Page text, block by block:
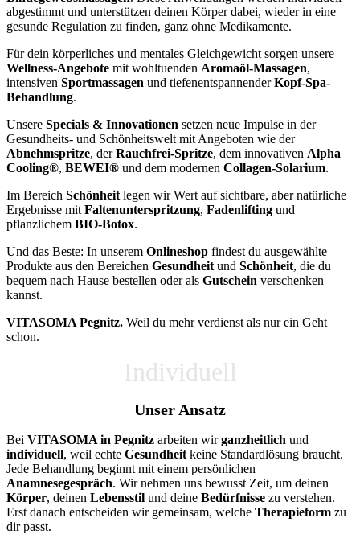
abgestimmt und unterstützen deinen Körper dabei, wieder in eine
gesunde Regulation zu finden, ganz ohne Medikamente.
Für dein körperliches und mentales Gleichgewicht sorgen unsere
Wellness-Angebote mit wohltuenden Aromaöl-Massagen,
intensiven Sportmassagen und tiefenentspannenderKopf-Spa-
Behandlung.
Unsere Specials & Innovationen setzen neue Impulse in der
Gesundheits- und Schönheitswelt mit Angeboten wie der
Abnehmspritze, derRauchfrei-Spritze, dem innovativen Alpha
Cooling®, BEWEI® und dem modernen Collagen-Solarium.
Im Bereich Schönheit legen wir Wert auf sichtbare, aber natürliche
Ergebnisse mit Faltenunterspritzung, Fadenlifting und
pflanzlichem BIO-Botox.
Und das Beste: In unserem Onlineshop findest du ausgewählte
Produkte aus den Bereichen Gesundheit und Schönheit, die du
bequem nach Hause bestellen oder als Gutschein verschenken
kannst.
VITASOMA Pegnitz. Weil du mehr verdienst als nur ein Geht
schon.
Individuell
Unser Ansatz
Bei VITASOMA in Pegnitz arbeiten wirganzheitlich und
individuell, weil echte Gesundheit keine Standardlösung braucht.
Jede Behandlung beginnt mit einem persönlichen
Anamnesegespräch. Wir nehmen uns bewusst Zeit, um deinen
Körper, deinen Lebensstil und deine Bedürfnisse zu verstehen.
Erst danach entscheiden wir gemeinsam, welche Therapieform zu
dir passt.